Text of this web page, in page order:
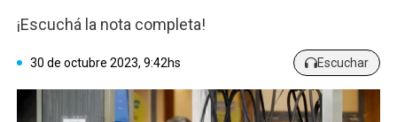
¡Escuchá la nota completa!
30 de octubre 2023, 9:42hs Escuchar